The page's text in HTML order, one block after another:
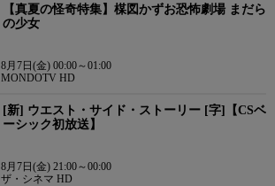
【真夏の怪奇特集】楳図かずお恐怖劇場 まだら
の少女
8月7日(金) 00:00～01:00
MONDOTV HD
[新] ウエスト・サイド・ストーリー [字]【CSベ
ーシック初放送】
8月7日(金) 21:00～00:00
ザ・シネマ HD